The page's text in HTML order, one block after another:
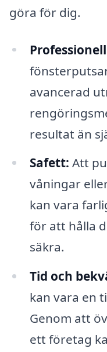
göra för dig.
avancerad
resultat än
Safett: Att
våningar
kan vara
för att hålla
säkra.
Tid och
kan vara en
Genom att
ett företag